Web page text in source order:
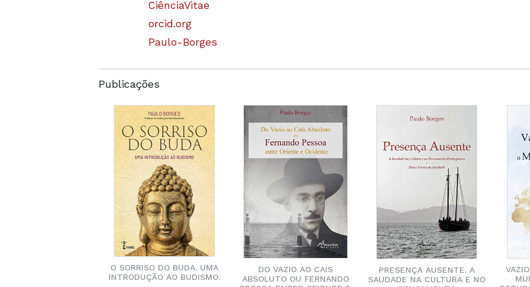
CiênciaVitae
orcid.org
Paulo-Borges
Publicações
O SORRISO DO BUDA. UMA
INTRODUÇÃO AO BUDISMO.
DO VAZIO AO CAIS
ABSOLUTO OU FERNANDO
PRESENÇA AUSENTE. A
SAUDADE NA CULTURA E NO